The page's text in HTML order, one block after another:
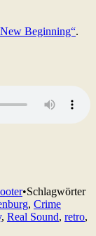
Beginning“.
•Schlagwörter
, Crime
, Real Sound, retro,